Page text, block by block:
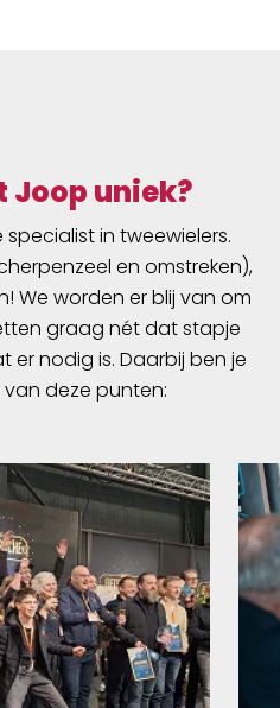
uniek?
specialist in tweewielers.
en omstreken),
We worden er blij van om
graag nét dat stapje
er nodig is. Daarbij ben je
deze punten: